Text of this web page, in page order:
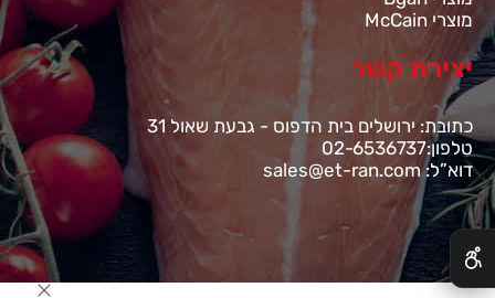
מוצרי McCain
יצירת קשר
כתובת: ירושלים בית הדפוס - גבעת שאול 31
טלפון:02-6536737
דוא”ל: sales@et-ran.com
✕